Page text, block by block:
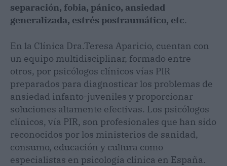
separación, fobia, pánico, ansiedad
generalizada, estrés postraumático, etc.
En la Clínica Dra.Teresa Aparicio, cuentan con
un equipo multidisciplinar, formado entre
otros, por psicólogos clínicos vías PIR
preparados para diagnosticar los problemas de
ansiedad infanto-juveniles y proporcionar
soluciones altamente efectivas. Los psicólogos
clínicos, vía PIR, son profesionales que han sido
reconocidos por los ministerios de sanidad,
consumo, educación y cultura como
especialistas en psicología clínica en España.